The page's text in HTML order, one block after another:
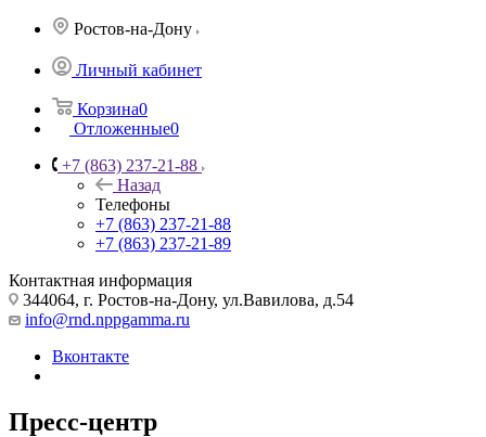
Ростов-на-Дону
Личный кабинет
Корзина0
Отложенные0
+7 (863) 237-21-88
Назад
Телефоны
+7 (863) 237-21-88
+7 (863) 237-21-89
Контактная информация
344064, г. Ростов-на-Дону, ул.Вавилова, д.54
info@rnd.nppgamma.ru
Вконтакте
Пресс-центр